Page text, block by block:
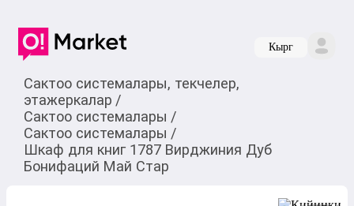
Кырг
Сактоо системалары, текчелер,
этажеркалар /
Сактоо системалары /
Сактоо системалары /
Шкаф для книг 1787 Вирджиния Дуб
Бонифаций Май Стар